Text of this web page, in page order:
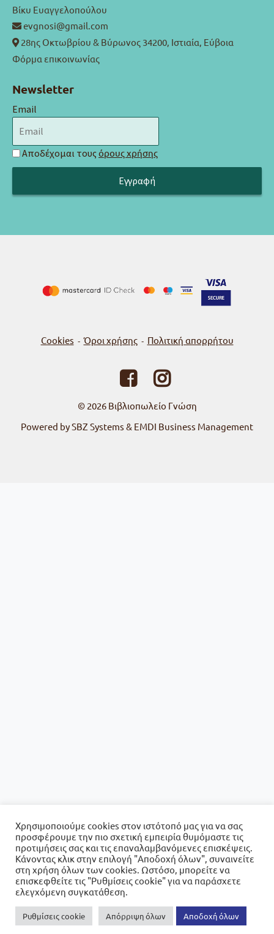
Βίκυ Ευαγγελοπούλου
evgnosi@gmail.com
28ης Οκτωβρίου & Βύρωνος 34200, Ιστιαία, Εύβοια
Φόρμα επικοινωνίας
Newsletter
Email
Αποδέχομαι τους όρους χρήσης
Cookies - Όροι χρήσης - Πολιτική απορρήτου
© 2026 Βιβλιοπωλείο Γνώση
Powered by SBZ Systems & EMDI Business Management
0
Χρησιμοποιούμε cookies στον ιστότοπό μας για να σας
προσφέρουμε την πιο σχετική εμπειρία θυμόμαστε τις
προτιμήσεις σας και τις επαναλαμβανόμενες επισκέψεις.
Κάνοντας κλικ στην επιλογή "Αποδοχή όλων", συναινείτε
στη χρήση όλων των cookies. Ωστόσο, μπορείτε να
επισκεφθείτε τις "Ρυθμίσεις cookie" για να παράσχετε
ελεγχόμενη συγκατάθεση.
Ρυθμίσεις cookie Απόρριψη όλων Αποδοχή όλων